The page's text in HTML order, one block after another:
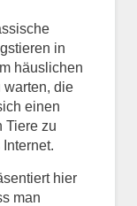
in
häuslichen
warten, die
einen
Tiere zu
hier
man